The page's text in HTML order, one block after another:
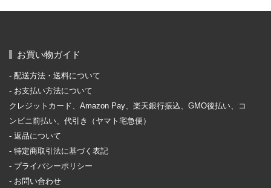
お買い物ガイド
配送方法・送料について
お支払い方法について
クレジットカード、Amazon Pay、楽天銀行振込、GMO後払い、コ
ンビニ前払い、代引き（ヤマト宅急便）
返品について
特定商取引法に基づく表記
プライバシーポリシー
お問い合わせ